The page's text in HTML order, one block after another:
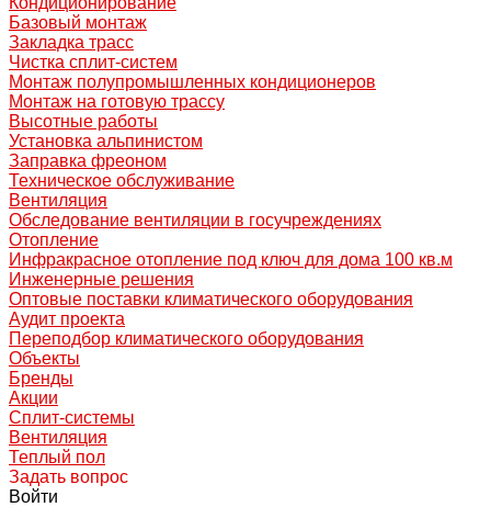
Базовый монтаж
Закладка трасс
Чистка сплит-систем
Монтаж полупромышленных кондиционеров
Монтаж на готовую трассу
Высотные работы
Установка альпинистом
Заправка фреоном
Техническое обслуживание
Вентиляция
Обследование вентиляции в госучреждениях
Отопление
Инфракрасное отопление под ключ для дома 100 кв.м
Инженерные решения
Оптовые поставки климатического оборудования
Аудит проекта
Переподбор климатического оборудования
Объекты
Бренды
Акции
Сплит-системы
Вентиляция
Теплый пол
Задать вопрос
Войти